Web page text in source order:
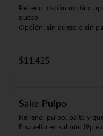
Relleno: ostión nortino
queso.
Opción: sin queso o sin
$11.425
Sake Pulpo
Relleno: pulpo, palta y
Envuelto en salmón